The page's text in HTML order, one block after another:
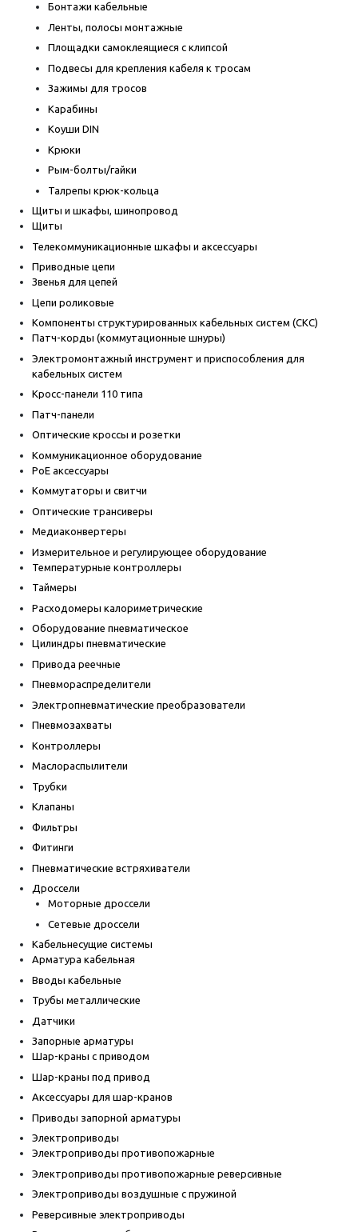
Бонтажи кабельные
Ленты, полосы монтажные
Площадки самоклеящиеся с клипсой
Подвесы для крепления кабеля к тросам
Зажимы для тросов
Карабины
Коуши DIN
Крюки
Рым-болты/гайки
Талрепы крюк-кольца
Щиты и шкафы, шинопровод
Щиты
Телекоммуникационные шкафы и аксессуары
Приводные цепи
Звенья для цепей
Цепи роликовые
Компоненты структурированных кабельных систем (СКС)
Патч-корды (коммутационные шнуры)
Электромонтажный инструмент и приспособления для
кабельных систем
Кросс-панели 110 типа
Патч-панели
Оптические кроссы и розетки
Коммуникационное оборудование
PoE аксессуары
Коммутаторы и свитчи
Оптические трансиверы
Медиаконвертеры
Измерительное и регулирующее оборудование
Температурные контроллеры
Таймеры
Расходомеры калориметрические
Оборудование пневматическое
Цилиндры пневматические
Привода реечные
Пневмораспределители
Электропневматические преобразователи
Пневмозахваты
Контроллеры
Маслораспылители
Трубки
Клапаны
Фильтры
Фитинги
Пневматические встряхиватели
Дроссели
Моторные дроссели
Сетевые дроссели
Кабельнесущие системы
Арматура кабельная
Вводы кабельные
Трубы металлические
Датчики
Запорные арматуры
Шар-краны с приводом
Шар-краны под привод
Аксессуары для шар-кранов
Приводы запорной арматуры
Электроприводы
Электроприводы противопожарные
Электроприводы противопожарные реверсивные
Электроприводы воздушные с пружиной
Реверсивные электроприводы